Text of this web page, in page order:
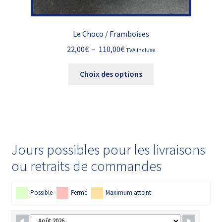
Le Choco / Framboises
22,00€ – 110,00€Plage
prix :
TVA incluse
Choix des options
options
peuvent
être
page
Jours possibles pour les livraisons
ou retraits de commandes
Possible Fermé Maximum atteint